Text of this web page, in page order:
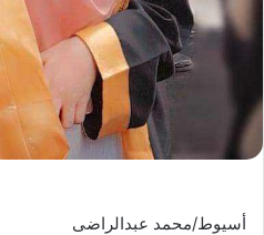
أسيوط/محمد عبدالراضى